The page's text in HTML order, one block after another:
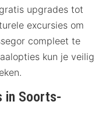
upgrades tot
excursies om
compleet te
kun je veilig
in Soorts-